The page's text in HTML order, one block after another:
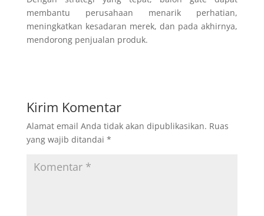
membantu perusahaan menarik perhatian,
meningkatkan kesadaran merek, dan pada akhirnya,
mendorong penjualan produk.
Kirim Komentar
Alamat email Anda tidak akan dipublikasikan. Ruas
yang wajib ditandai *